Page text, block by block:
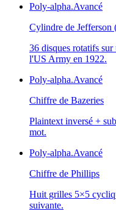
Poly-alpha.Avancé
Cylindre de Jefferson
36 disques rotatifs
l'US Army en 1922.
Poly-alpha.Avancé
Chiffre de Bazeries
Plaintext inversé +
mot.
Poly-alpha.Avancé
Chiffre de Phillips
Huit grilles 5×5
suivante.